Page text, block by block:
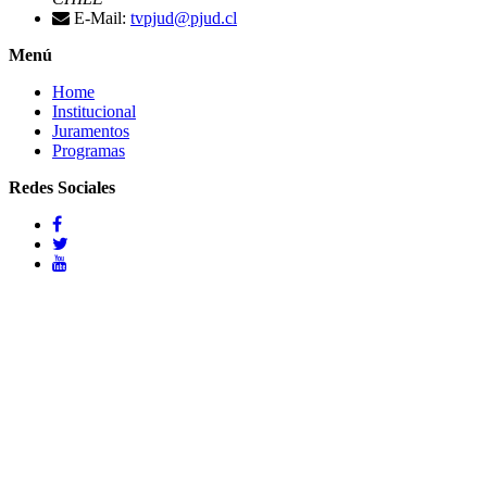
E-Mail: tvpjud@pjud.cl
Menú
Home
Institucional
Juramentos
Programas
Redes Sociales